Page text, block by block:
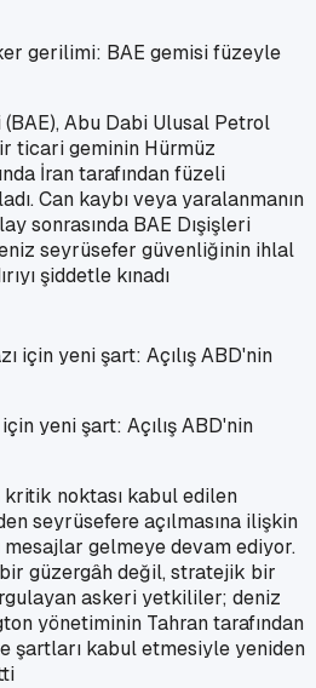
gerilimi: BAE gemisi füzeyle
Abu Dabi Ulusal Petrol
ticari geminin Hürmüz
İran tarafından füzeli
Can kaybı veya yaralanmanın
sonrasında BAE Dışişleri
seyrüsefer güvenliğinin ihlal
şiddetle kınadı
yeni şart: Açılış ABD'nin
kritik noktası kabul edilen
seyrüsefere açılmasına ilişkin
gelmeye devam ediyor.
güzergâh değil, stratejik bir
askeri yetkililer; deniz
yönetiminin Tahran tarafından
şartları kabul etmesiyle yeniden